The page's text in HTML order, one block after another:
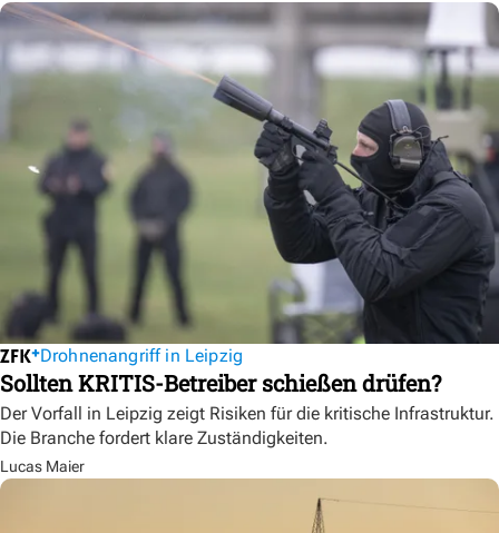
Drohnenangriff in Leipzig
Sollten KRITIS-Betreiber schießen drüfen?
Der Vorfall in Leipzig zeigt Risiken für die kritische Infrastruktur.
Die Branche fordert klare Zuständigkeiten.
Lucas Maier